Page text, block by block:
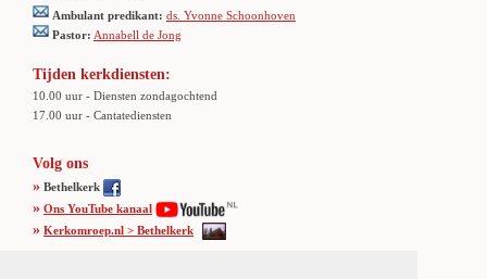
Ambulant predikant: ds. Yvonne Schoonhoven
Pastor: Annabell de Jong
Tijden kerkdiensten:
10.00 uur - Diensten zondagochtend
17.00 uur - Cantatediensten
Volg ons
» Bethelkerk
» Ons YouTube kanaal
» Kerkomroep.nl > Bethelkerk